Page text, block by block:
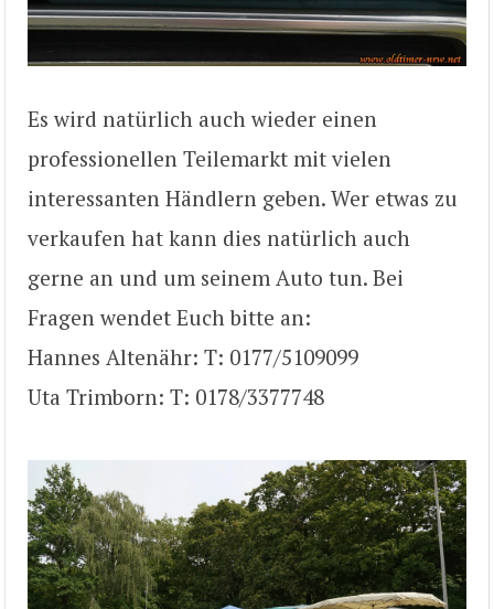
Es wird natürlich auch wieder einen
professionellen Teilemarkt mit vielen
interessanten Händlern geben. Wer etwas zu
verkaufen hat kann dies natürlich auch
gerne an und um seinem Auto tun. Bei
Fragen wendet Euch bitte an:
Hannes Altenähr: T: 0177/5109099
Uta Trimborn: T: 0178/3377748